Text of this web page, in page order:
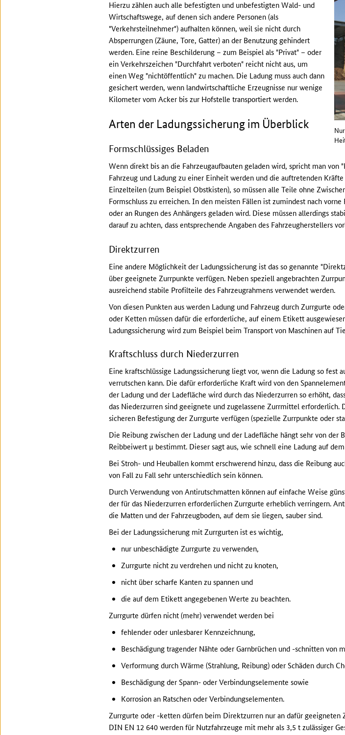
Hierzu zählen auch alle befestigten und unbefestigten Wald- und
Wirtschaftswege, auf denen sich andere Personen (als
"Verkehrsteilnehmer") aufhalten können, weil sie nicht durch
Absperrungen (Zäune, Tore, Gatter) an der Benutzung gehindert
werden. Eine reine Beschilderung – zum Beispiel als "Privat" – oder
ein Verkehrszeichen "Durchfahrt verboten" reicht nicht aus, um
einen Weg "nichtöffentlich" zu machen. Die Ladung muss auch dann
gesichert werden, wenn landwirtschaftliche Erzeugnisse nur wenige
Kilometer vom Acker bis zur Hofstelle transportiert werden.
Arten der Ladungssicherung im Überblick
Formschlüssiges Beladen
Wenn direkt bis an die Fahrzeugaufbauten geladen wird, spricht man von
Fahrzeug und Ladung zu einer Einheit werden und die auftretenden
Einzelteilen (zum Beispiel Obstkisten), so müssen alle Teile ohne
Formschluss zu erreichen. In den meisten Fällen ist zumindest nach
oder an Rungen des Anhängers geladen wird. Diese müssen allerdings
darauf zu achten, dass entsprechende Angaben des Fahrzeugherstellers
Direktzurren
Eine andere Möglichkeit der Ladungssicherung ist das so genannte
über geeignete Zurrpunkte verfügen. Neben speziell angebrachten
ausreichend stabile Profilteile des Fahrzeugrahmens verwendet werden.
Von diesen Punkten aus werden Ladung und Fahrzeug durch Zurrgurte
oder Ketten müssen dafür die erforderliche, auf einem Etikett
Ladungssicherung wird zum Beispiel beim Transport von Maschinen auf
Kraftschluss durch Niederzurren
Eine kraftschlüssige Ladungssicherung liegt vor, wenn die Ladung so fest
verrutschen kann. Die dafür erforderliche Kraft wird von den
der Ladung und der Ladefläche wird durch das Niederzurren so erhöht,
das Niederzurren sind geeignete und zugelassene Zurrmittel
sicheren Befestigung der Zurrgurte verfügen (spezielle Zurrpunkte oder
Die Reibung zwischen der Ladung und der Ladefläche hängt sehr von
Reibbeiwert µ bestimmt. Dieser sagt aus, wie schnell eine Ladung auf
Bei Stroh- und Heuballen kommt erschwerend hinzu, dass die Reibung
von Fall zu Fall sehr unterschiedlich sein können.
Durch Verwendung von Antirutschmatten können auf einfache Weise
der für das Niederzurren erforderlichen Zurrgurte erheblich verringern.
die Matten und der Fahrzeugboden, auf dem sie liegen, sauber sind.
Bei der Ladungssicherung mit Zurrgurten ist es wichtig,
nur unbeschädigte Zurrgurte zu verwenden,
Zurrgurte nicht zu verdrehen und nicht zu knoten,
nicht über scharfe Kanten zu spannen und
die auf dem Etikett angegebenen Werte zu beachten.
Zurrgurte dürfen nicht (mehr) verwendet werden bei
fehlender oder unlesbarer Kennzeichnung,
Beschädigung tragender Nähte oder Garnbrüchen und -schnitten von
Verformung durch Wärme (Strahlung, Reibung) oder Schäden durch
Beschädigung der Spann- oder Verbindungselemente sowie
Korrosion an Ratschen oder Verbindungselementen.
Zurrgurte oder -ketten dürfen beim Direktzurren nur an dafür geeigneten
DIN EN 12 640 werden für Nutzfahrzeuge mit mehr als 3,5 t zulässiger